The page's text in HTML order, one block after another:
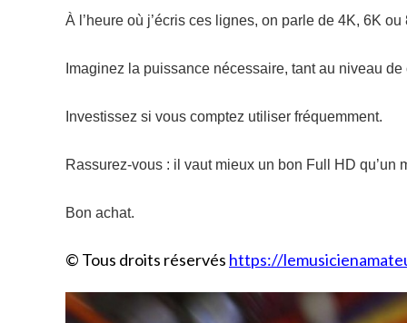
À l’heure où j’écris ces lignes, on parle de 4K, 6K
Imaginez la puissance nécessaire, tant au niveau
Investissez si vous comptez utiliser fréquemment.
Rassurez-vous : il vaut mieux un bon Full HD qu’un
Bon achat.
© Tous droits réservés https://